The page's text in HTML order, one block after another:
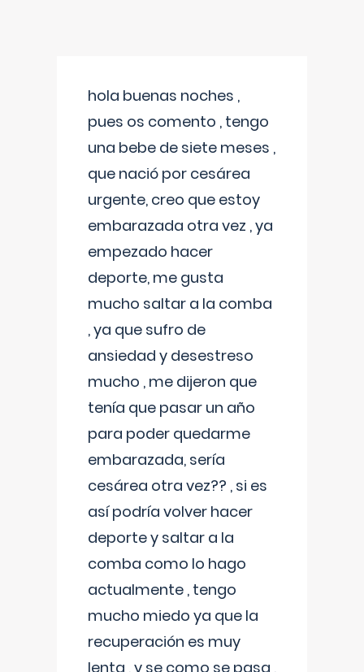
hola buenas noches ,
pues os comento , tengo
una bebe de siete meses ,
que nació por cesárea
urgente, creo que estoy
embarazada otra vez , ya
empezado hacer
deporte, me gusta
mucho saltar a la comba
, ya que sufro de
ansiedad y desestreso
mucho , me dijeron que
tenía que pasar un año
para poder quedarme
embarazada, sería
cesárea otra vez?? , si es
así podría volver hacer
deporte y saltar a la
comba como lo hago
actualmente , tengo
mucho miedo ya que la
recuperación es muy
lenta , y se como se pasa ,